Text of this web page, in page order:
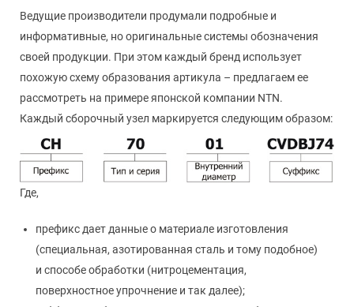
Ведущие производители продумали подробные и
информативные, но оригинальные системы обозначения
своей продукции. При этом каждый бренд использует
похожую схему образования артикула – предлагаем ее
рассмотреть на примере японской компании NTN.
Каждый сборочный узел маркируется следующим образом:
Где,
префикс дает данные о материале изготовления
(специальная, азотированная сталь и тому подобное)
и способе обработки (нитроцементация,
поверхностное упрочнение и так далее);